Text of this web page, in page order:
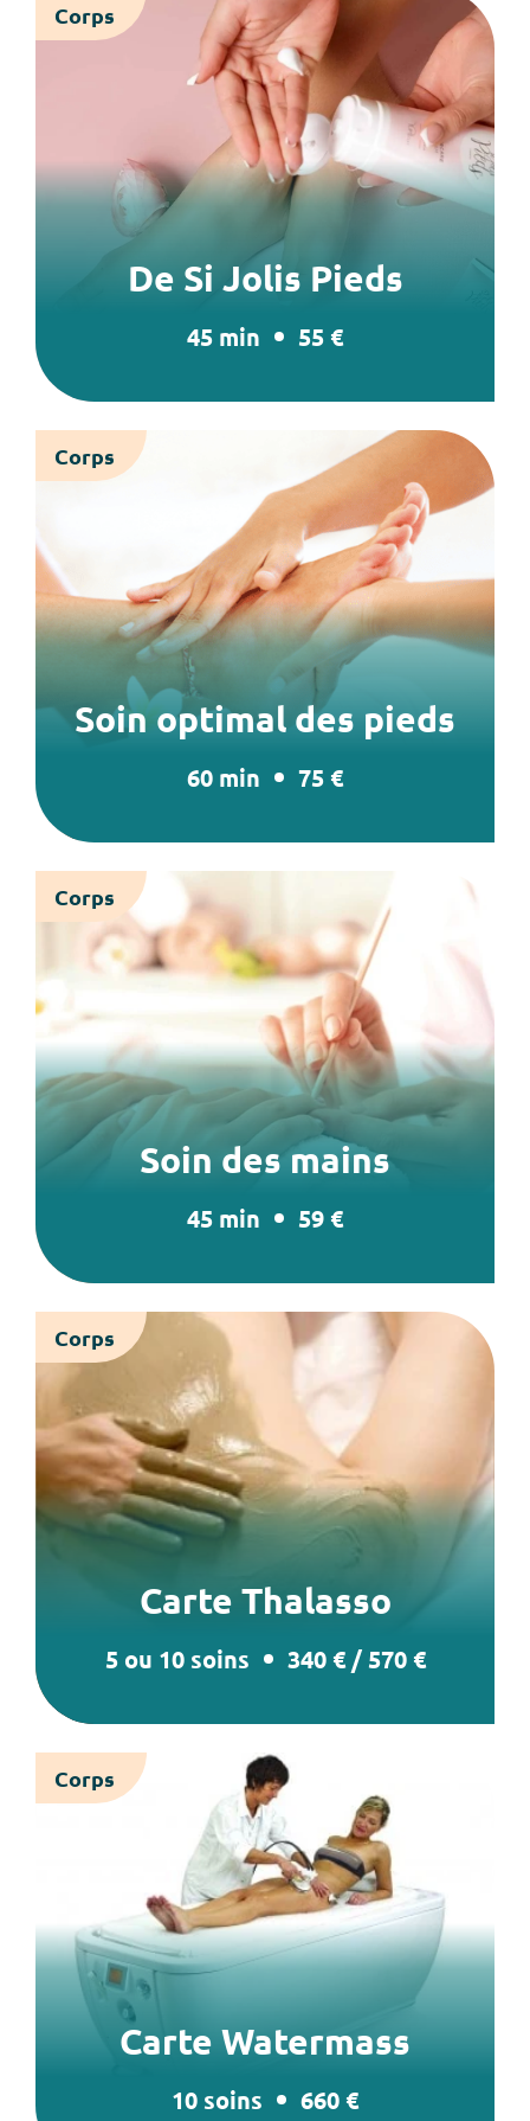
Corps
De Si Jolis Pieds
45 min 55 €
Corps
Soin optimal des pieds
60 min 75 €
Corps
Soin des mains
45 min 59 €
Corps
Carte Thalasso
5 ou 10 soins 340 € / 570 €
Corps
Carte Watermass
10 soins 660 €